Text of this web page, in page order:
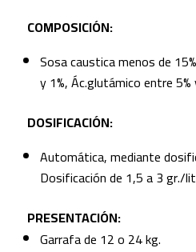
COMPOSICIÓN:
Sosa caustica menos de
y 1%, Ác.glutámico entre 5%
DOSIFICACIÓN:
Automática, mediante
Dosificación de 1,5 a 3 gr./
PRESENTACIÓN:
Garrafa de 12 o 24 kg.